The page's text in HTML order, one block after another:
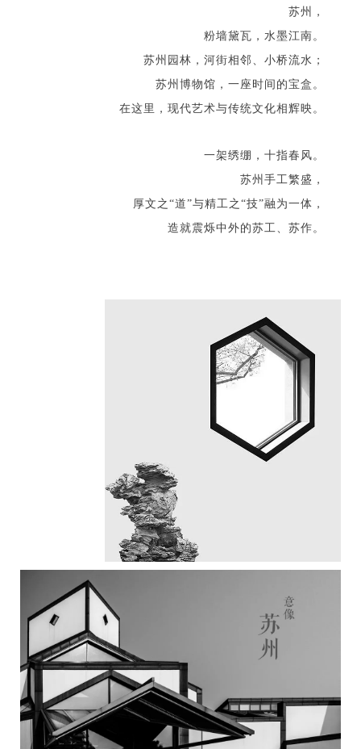
苏州，
粉墙黛瓦，水墨江南。
苏州园林，河街相邻、小桥流水；
苏州博物馆，一座时间的宝盒。
在这里，现代艺术与传统文化相辉映。
一架绣绷，十指春风。
苏州手工繁盛，
厚文之“道”与精工之“技”融为一体，
造就震烁中外的苏工、苏作。